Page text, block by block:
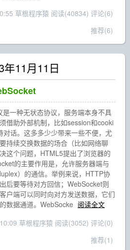
草根程序猿 阅读(40834) 评论(6)
推荐(6)
年11月11日
一种无状态协议，服务端本身不具
借助外部机制，比如session和cooki
话。这多多少少带来一些不便，尤
持续交换数据的场合（比如网络聊
这个问题，HTML5提出了浏览器的
的主要作用是，允许服务器端与
）的通信。举例来说，HTTP协
后要等待对方回信；WebSocket则
户端可以同时向对方发送数据，它们
数据通道。WebSocke 阅读全文
草根程序猿 阅读(3052) 评论(0)
推荐(1)